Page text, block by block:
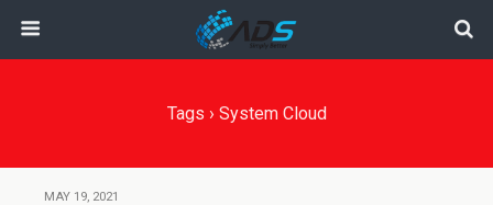
Tags › System Cloud
MAY 19, 2021